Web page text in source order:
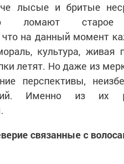
лысые и бритые
ломают
что на данный момент
культура,
летят. Но даже из
перспективы,
Именно из их
связанные с